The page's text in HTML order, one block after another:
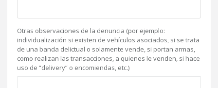
Otras observaciones de la denuncia (por ejemplo:
individualización si existen de vehículos asociados, si se trata
de una banda delictual o solamente vende, si portan armas,
como realizan las transacciones, a quienes le venden, si hace
uso de “delivery” o encomiendas, etc.)